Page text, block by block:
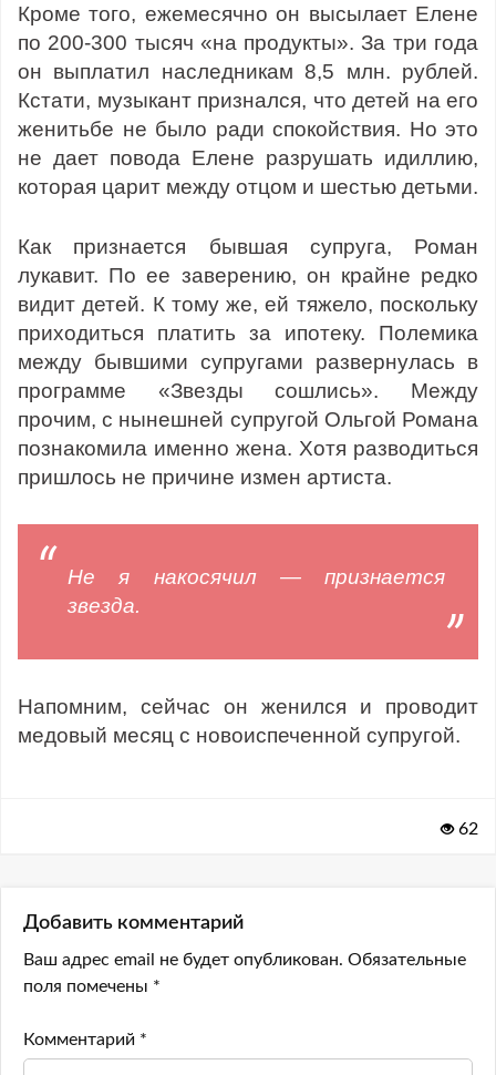
Кроме того, ежемесячно он высылает Елене
по 200-300 тысяч «на продукты». За три года
он выплатил наследникам 8,5 млн. рублей.
Кстати, музыкант признался, что детей на его
женитьбе не было ради спокойствия. Но это
не дает повода Елене разрушать идиллию,
которая царит между отцом и шестью детьми.
Как признается бывшая супруга, Роман
лукавит. По ее заверению, он крайне редко
видит детей. К тому же, ей тяжело, поскольку
приходиться платить за ипотеку. Полемика
между бывшими супругами развернулась в
программе «Звезды сошлись». Между
прочим, с нынешней супругой Ольгой Романа
познакомила именно жена. Хотя разводиться
пришлось не причине измен артиста.
Не я накосячил — признается
звезда.
Напомним, сейчас он женился и проводит
медовый месяц с новоиспеченной супругой.
62
Добавить комментарий
Ваш адрес email не будет опубликован. Обязательные
поля помечены *
Комментарий *